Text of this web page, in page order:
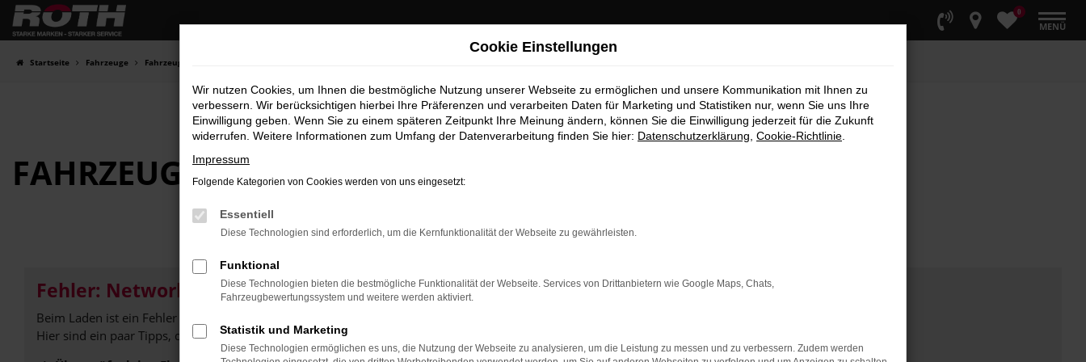
Zum
Hauptinhalt
0
MENÜ
Startseite Fahrzeuge Fahrzeugbestand
FAHRZEUG-SHOWROOM
Fehler: Network Error
Beim Laden ist ein Fehler aufgetreten.
Hier sind ein paar Tipps, die dir helfen können:
Cookie Einstellungen
Wir nutzen Cookies, um Ihnen die bestmögliche Nutzung unserer Webseite zu ermöglichen und unsere Kommunikation mit Ihnen zu
verbessern. Wir berücksichtigen hierbei Ihre Präferenzen und verarbeiten Daten für Marketing und Statistiken nur, wenn Sie uns Ihre
Einwilligung geben. Wenn Sie zu einem späteren Zeitpunkt Ihre Meinung ändern, können Sie die Einwilligung jederzeit für die Zukunft
widerrufen. Weitere Informationen zum Umfang der Datenverarbeitung finden Sie hier: Datenschutzerklärung Cookie-Richtlinie
Impressum
Folgende Kategorien von Cookies werden von uns eingesetzt:
Essentiell
Diese Technologien sind erforderlich, um die Kernfunktionalität der Webseite zu gewährleisten.
Funktional
Diese Technologien bieten die bestmögliche Funktionalität der Webseite. Services von Drittanbietern wie Google Maps, Chats,
Fahrzeugbewertungssystem und weitere werden aktiviert.
Statistik und Marketing
Diese Technologien ermöglichen es uns, die Nutzung der Webseite zu analysieren, um die Leistung zu messen und zu verbessern. Zudem werden